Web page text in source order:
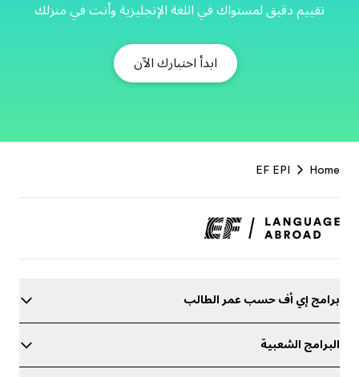
تقييم دقيق لمستواك في اللغة الإنجليزية وأنت في منزلك
ابدأ اختبارك الآن
Home
EF EPI
برامج إي أف حسب عمر الطالب
البرامج الشعبية